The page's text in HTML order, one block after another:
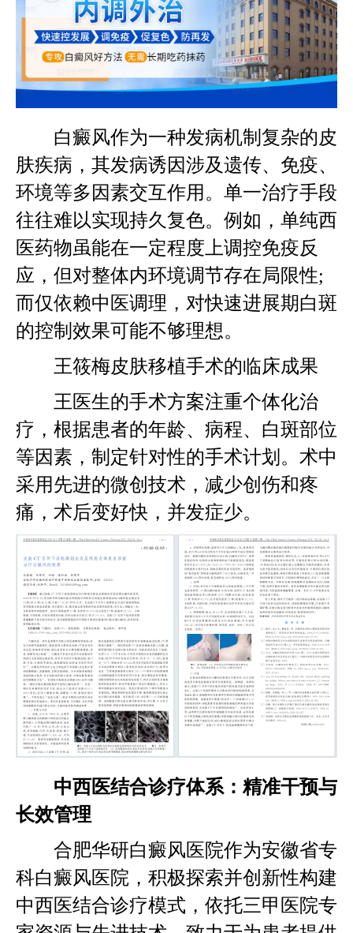
白癜风作为一种发病机制复杂的皮
肤疾病，其发病诱因涉及遗传、免疫、
环境等多因素交互作用。单一治疗手段
往往难以实现持久复色。例如，单纯西
医药物虽能在一定程度上调控免疫反
应，但对整体内环境调节存在局限性;
而仅依赖中医调理，对快速进展期白斑
的控制效果可能不够理想。
王筱梅皮肤移植手术的临床成果
王医生的手术方案注重个体化治
疗，根据患者的年龄、病程、白斑部位
等因素，制定针对性的手术计划。术中
采用先进的微创技术，减少创伤和疼
痛，术后变好快，并发症少。
中西医结合诊疗体系：精准干预与
长效管理
合肥华研白癜风医院作为安徽省专
科白癜风医院，积极探索并创新性构建
中西医结合诊疗模式，依托三甲医院专